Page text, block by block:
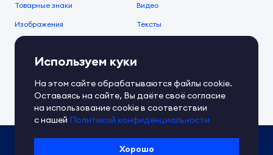
Товарные знаки Видео
Изображения Тексты
О компании
О сервисе
Документы IPEX Справочный центр
Контакты Обратная связь
Политика IPEX по обработке ПД
Используем куки
На этом сайте обрабатываются файлы cookie.
Оставаясь на сайте, Вы даёте своё согласие
на использование cookie в соответствии
с нашей Политикой конфиденциальности
Хорошо